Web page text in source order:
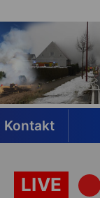
Kontakt
LIVE